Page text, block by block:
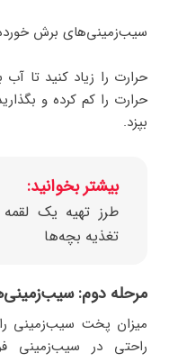
سیب‌زمینی‌های برش خورده
حرارت را زیاد کنید تا
حرارت را کم کرده و
بپزد.
بیشتر بخوانید:
طرز تهیه یک
تغذیه بچه‌ها
مرحله دوم:
میزان پخت سیب‌زمینی
راحتی در سیب‌زمینی